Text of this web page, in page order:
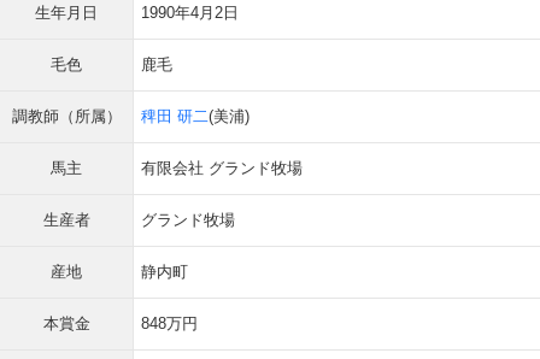
生年月日 1990年4月2日
毛色 鹿毛
調教師（所属） 稗田 研二(美浦)
馬主 有限会社 グランド牧場
生産者 グランド牧場
産地 静内町
本賞金 848万円